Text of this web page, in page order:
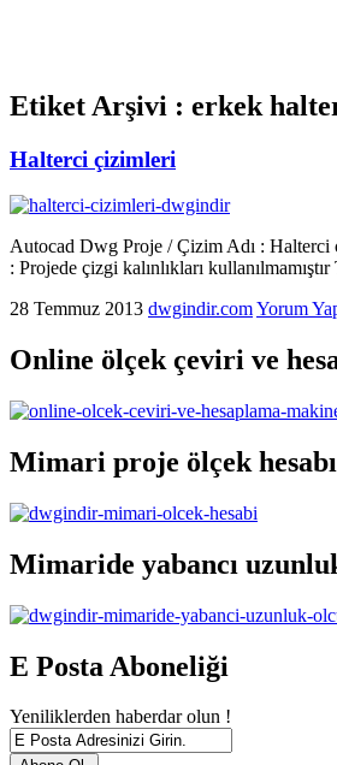
Etiket Arşivi : erkek
Halterci çizimleri
Autocad Dwg Proje / Çizim Adı : Halterci
: Projede çizgi kalınlıkları
28 Temmuz 2013 dwgindir.comYorum
Online ölçek çeviri ve
Mimari proje ölçek
Mimaride yabancı
E Posta Aboneliği
Yeniliklerden haberdar olun !